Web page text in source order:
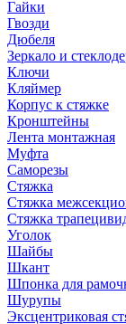
Гайки
Гвозди
Дюбеля
Зеркало и
Ключи
Кляймер
Корпус к стяжке
Кронштейны
Лента монтажная
Муфта
Саморезы
Стяжка
Стяжка
Стяжка
Уголок
Шайбы
Шкант
Шпонка для
Шурупы
Эксцентриковая